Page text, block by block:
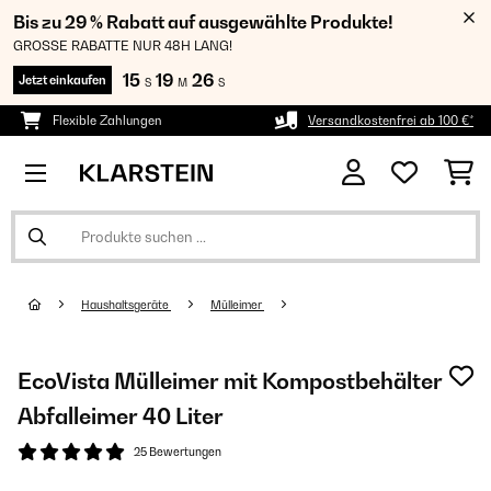
Bis zu 29 % Rabatt auf ausgewählte Produkte!
GROSSE RABATTE NUR 48H LANG!
Jetzt einkaufen 15 S 19 M 26 S
Flexible Zahlungen Versandkostenfrei ab 100 €*
Haushaltsgeräte Mülleimer
EcoVista Mülleimer mit Kompostbehälter
Abfalleimer 40 Liter
25 Bewertungen